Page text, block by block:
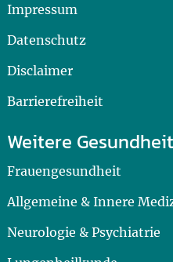
Impressum
Datenschutz
Disclaimer
Barrierefreiheit
Weitere
Frauengesundheit
Allgemeine & Innere
Neurologie & Psychiatrie